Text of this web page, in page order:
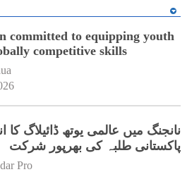
committed to equipping youth
competitive skills
نانجنگ میں عالمی یوتھ ڈائیلاگ کا
پاکستانی طلبہ کی بھرپور شرکت
Pro